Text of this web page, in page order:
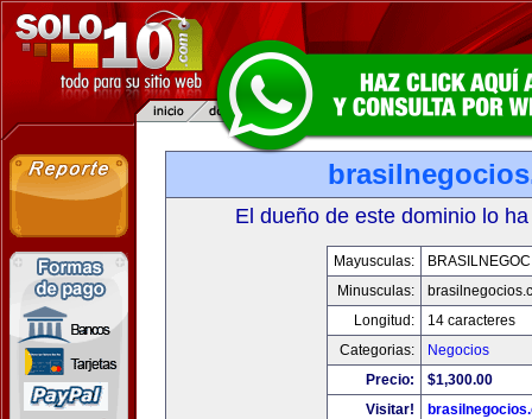
El dueño de este dominio lo
Mayusculas:
Minusculas:
Longitud:
14 caracteres
Categorias:
Negocios
Precio:
$1,300.00
Visitar!